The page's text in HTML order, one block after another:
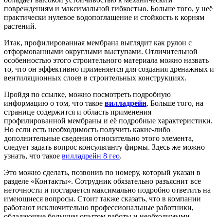
повреждениям и максимальной гибкостью. Больше того, у неё
практически нулевое водопоглащение и стойкость к корням
растений.
Итак, профилированная мембрана выглядит как рулон с
отформованными округлыми выступами. Отличительной
особенностью этого строительного материала можно назвать
то, что он эффективно применяется для создания дренажных и
вентиляционных слоев в строительных конструкциях.
Пройдя по ссылке, можно посмотреть подробную
информацию о том, что такое вилладрейн. Больше того, на
странице содержится и область применения
профилированной мембраны и её подробные характеристики.
Но если есть необходимость получить какие-либо
дополнительные сведения относительно этого элемента,
следует задать вопрос консультанту фирмы. Здесь же можно
узнать, что такое вилладрейн 8 гео.
Это можно сделать, позвонив по номеру, который указан в
разделе «Контакты». Сотрудник обязательно разъяснит все
неточности и постарается максимально подробно ответить на
имеющиеся вопросы. Стоит также сказать, что в компании
работают исключительно профессиональные работники,